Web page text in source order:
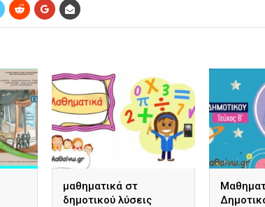
μαθηματικά στ
δημοτικού λύσεις